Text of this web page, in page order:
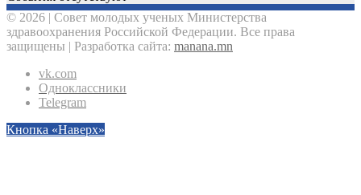
© 2026 | Совет молодых ученых Министерства
здравоохранения Российской Федерации. Все права
защищены | Разработка сайта: manana.mn
vk.com
Одноклассники
Telegram
Кнопка «Наверх»